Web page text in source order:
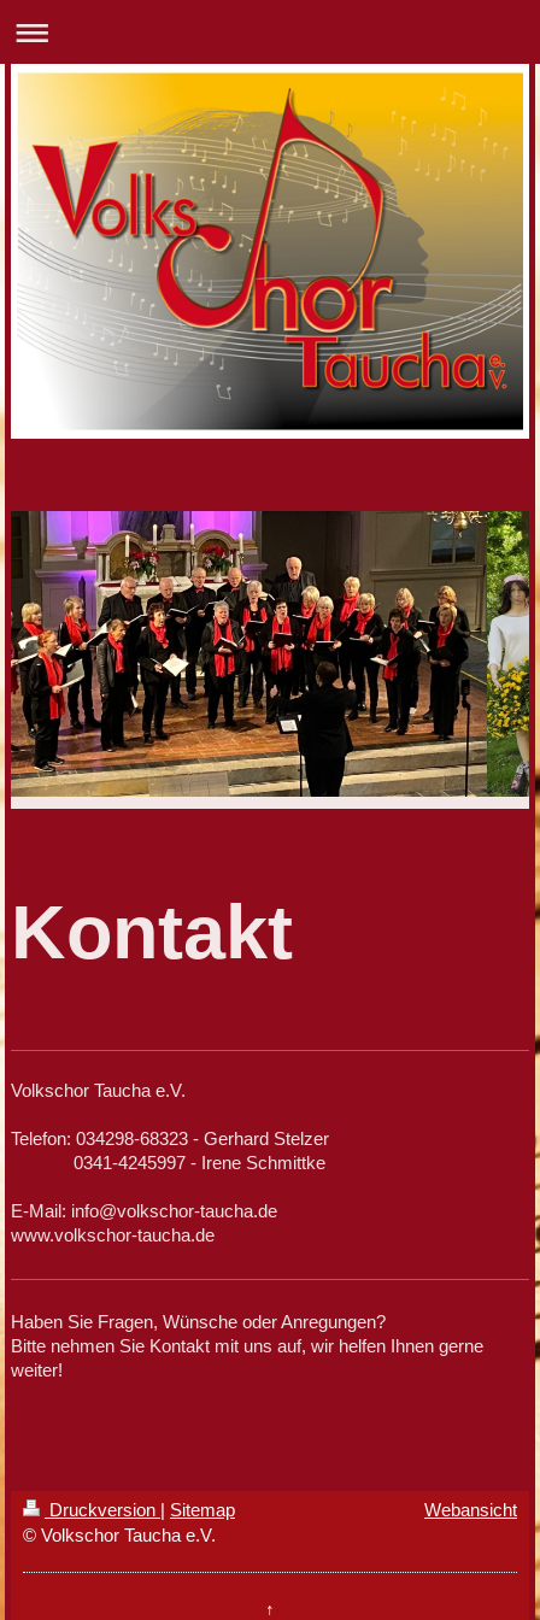
Kontakt
Volkschor Taucha e.V.
Telefon: 034298-68323 - Gerhard Stelzer
0341-4245997 - Irene Schmittke
E-Mail: info@volkschor-taucha.de
www.volkschor-taucha.de
Haben Sie Fragen, Wünsche oder Anregungen?
Bitte nehmen Sie Kontakt mit uns auf, wir helfen Ihnen gerne
weiter!
Druckversion | Sitemap
© Volkschor Taucha e.V.
Webansicht
↑